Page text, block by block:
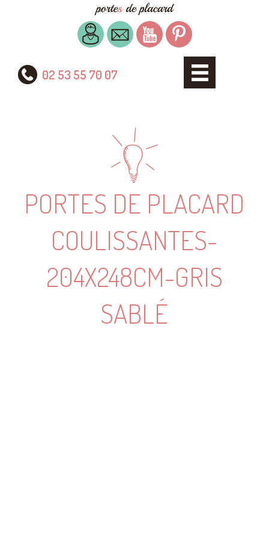
02 53 55 70 07
PORTES DE PLACARD
COULISSANTES-
204X248CM-GRIS
SABLÉ